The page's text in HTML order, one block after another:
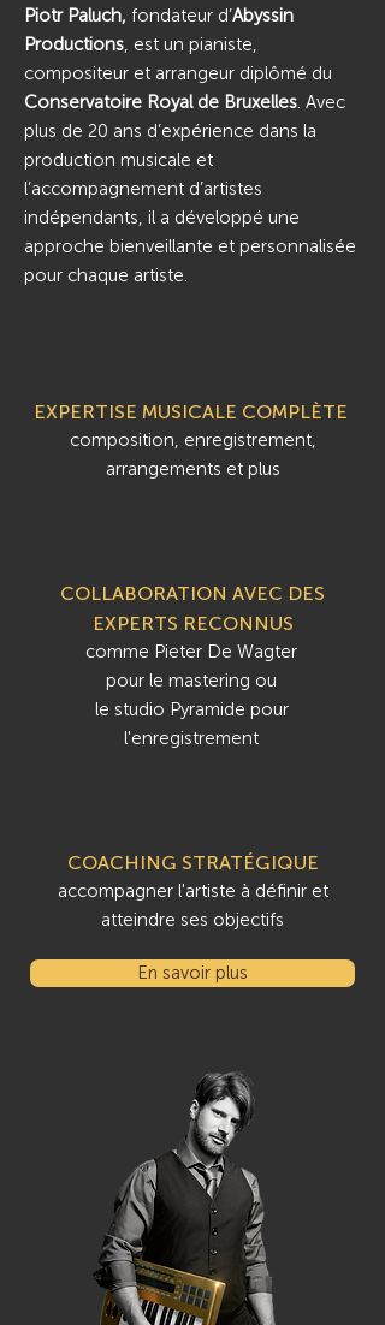
Piotr Paluch, fondateur d’Abyssin
Productions, est un pianiste,
compositeur et arrangeur diplômé du
Conservatoire Royal de Bruxelles. Avec
plus de 20 ans d’expérience dans la
production musicale et
l’accompagnement d’artistes
indépendants, il a développé une
approche bienveillante et personnalisée
pour chaque artiste.
EXPERTISE MUSICALE COMPLÈTE
composition, enregistrement,
arrangements et plus
COLLABORATION AVEC DES
EXPERTS RECONNUS
comme Pieter De Wagter
pour le mastering ou
le studio Pyramide pour
l'enregistrement
COACHING STRATÉGIQUE
accompagner l'artiste à définir et
atteindre ses objectifs
En savoir plus